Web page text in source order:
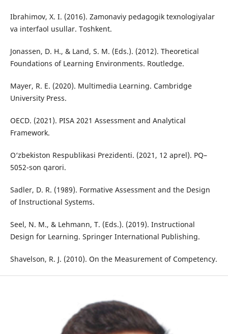
Ibrahimov, X. I. (2016). Zamonaviy pedagogik texnologiyalar
va interfaol usullar. Toshkent.
Jonassen, D. H., & Land, S. M. (Eds.). (2012). Theoretical
Foundations of Learning Environments. Routledge.
Mayer, R. E. (2020). Multimedia Learning. Cambridge
University Press.
OECD. (2021). PISA 2021 Assessment and Analytical
Framework.
O‘zbekiston Respublikasi Prezidenti. (2021, 12 aprel). PQ–
5052-son qarori.
Sadler, D. R. (1989). Formative Assessment and the Design
of Instructional Systems.
Seel, N. M., & Lehmann, T. (Eds.). (2019). Instructional
Design for Learning. Springer International Publishing.
Shavelson, R. J. (2010). On the Measurement of Competency.